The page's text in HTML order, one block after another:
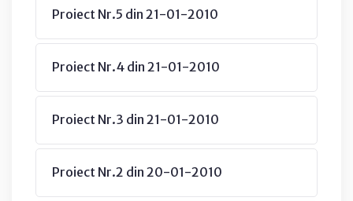
Proiect Nr.5 din 21-01-2010
Proiect Nr.4 din 21-01-2010
Proiect Nr.3 din 21-01-2010
Proiect Nr.2 din 20-01-2010